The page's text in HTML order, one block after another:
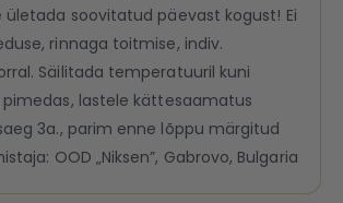
soovitatud päevast kogust! Ei
rinnaga toitmise, indiv.
Säilitada temperatuuril kuni
pimedas, lastele kättesaamatus
3a., parim enne lõppu märgitud
OOD „Niksen”, Gabrovo, Bulgaria